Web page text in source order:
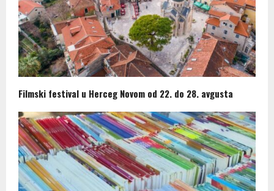
Filmski festival u Herceg Novom od 22. do 28. avgusta